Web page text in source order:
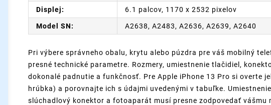
Displej: 6.1 palcov, 1170 x 2532 pixelov
Model SN: A2638, A2483, A2636, A2639, A2640
Pri výbere správneho obalu, krytu alebo púzdra pre váš mobilný
presné technické parametre. Rozmery, umiestnenie tlačidiel,
dokonalé padnutie a funkčnosť. Pre Apple iPhone 13 Pro si overte
hrúbka) a porovnajte ich s údajmi uvedenými v tabuľke.
slúchadlový konektor a fotoaparát musí presne zodpovedať vášmu